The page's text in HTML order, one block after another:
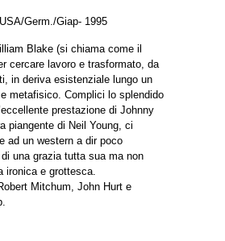
Germ./Giap- 1995
Blake (si chiama come il
cercare lavoro e trasformato, da
in deriva esistenziale lungo un
metafisico. Complici lo splendido
prestazione di Johnny
piangente di Neil Young, ci
ad un western a dir poco
una grazia tutta sua ma non
ironica e grottesca.
Mitchum, John Hurt e